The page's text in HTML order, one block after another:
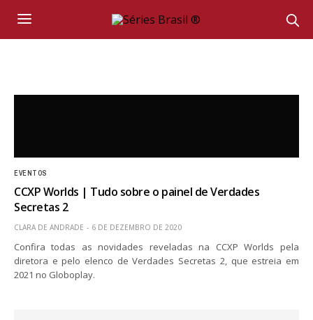
EVENTOS
CCXP Worlds | Tudo sobre o painel de Verdades
Secretas 2
CLARA DE ANDRADE 6 DE DEZEMBRO DE 2020
Confira todas as novidades reveladas na CCXP Worlds pela
diretora e pelo elenco de Verdades Secretas 2, que estreia em
2021 no Globoplay.